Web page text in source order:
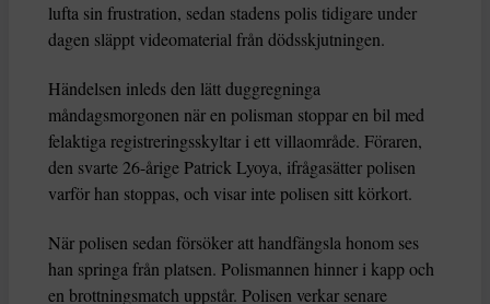
lufta sin frustration, sedan stadens polis tidigare under
dagen släppt videomaterial från dödsskjutningen.
Händelsen inleds den lätt duggregninga
måndagsmorgonen när en polisman stoppar en bil med
felaktiga registreringsskyltar i ett villaområde. Föraren,
den svarte 26-årige Patrick Lyoya, ifrågasätter polisen
varför han stoppas, och visar inte polisen sitt körkort.
När polisen sedan försöker att handfängsla honom ses
han springa från platsen. Polismannen hinner i kapp och
en brottningsmatch uppstår. Polisen verkar senare